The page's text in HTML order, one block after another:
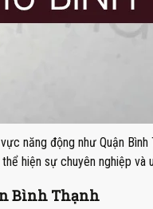
năng động như Quận
hiện sự chuyên nghiệp và
Bình Thạnh